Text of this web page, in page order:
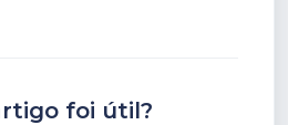
foi útil?